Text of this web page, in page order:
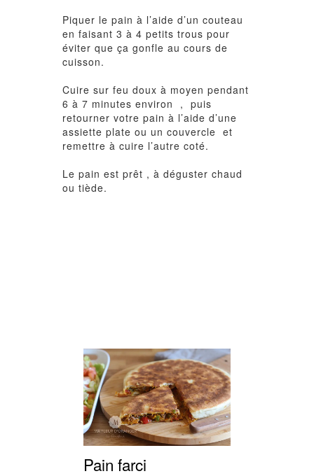
Piquer le pain à l’aide d’un couteau
en faisant 3 à 4 petits trous pour
éviter que ça gonfle au cours de
cuisson.
Cuire sur feu doux à moyen pendant
6 à 7 minutes environ , puis
retourner votre pain à l’aide d’une
assiette plate ou un couvercle et
remettre à cuire l’autre coté.
Le pain est prêt , à déguster chaud
ou tiède.
Pain farci